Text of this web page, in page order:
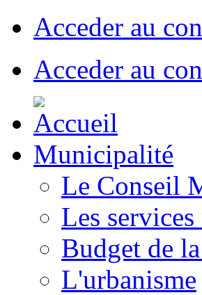
Acceder au
Acceder au
Municipalité
Le Conseil
Les
Budget de
L'urbanisme